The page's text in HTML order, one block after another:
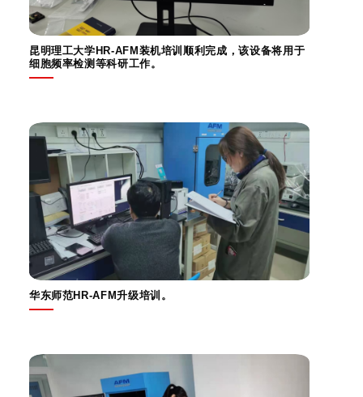
昆明理工大学HR-AFM装机培训顺利完成，该设备将用于
细胞频率检测等科研工作。
华东师范HR-AFM升级培训。